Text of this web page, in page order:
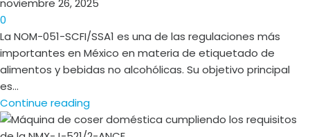
noviembre 26, 2025
0
La NOM-051-SCFI/SSA1 es una de las regulaciones más
importantes en México en materia de etiquetado de
alimentos y bebidas no alcohólicas. Su objetivo principal
es...
Continue reading